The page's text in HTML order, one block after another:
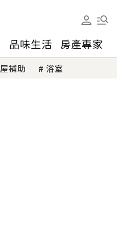
品味生活 房產專家
補助 浴室